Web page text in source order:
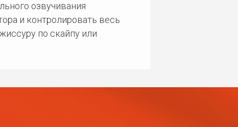
озвучивания
и контролировать весь
по скайпу или